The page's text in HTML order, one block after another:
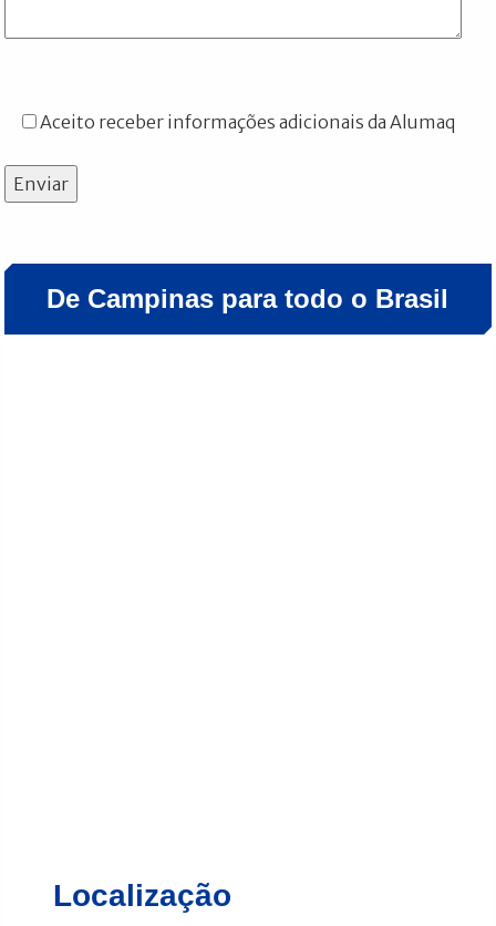
Aceito receber informações adicionais da Alumaq
Enviar
De Campinas para todo o Brasil
Localização